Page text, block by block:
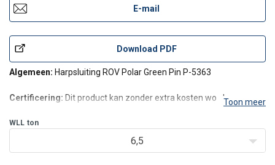
E-mail
Download PDF
Algemeen: Harpsluiting ROV Polar Green Pin P-5363
Certificering: Dit product kan zonder extra kosten worden
leverancierscertificaat en/of een conformiteitsverklaring.
Toon meer
WLL ton
6,5